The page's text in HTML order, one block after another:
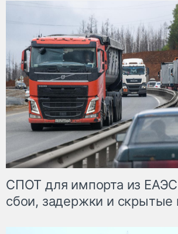
СПОТ для импорта из
сбои, задержки и скрытые